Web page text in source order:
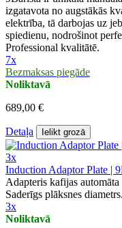
izgatavota no augstākās
elektrība, tā darbojas uz
spiedienu, nodrošinot
Professional kvalitātē.
7x
Bezmaksas piegāde
Noliktavā
689,00 €
Detaļa Ielikt grozā
3x
Induction Adaptor Plate |
Adapteris kafijas
Saderīgs plāksnes diametrs.
3x
Noliktavā